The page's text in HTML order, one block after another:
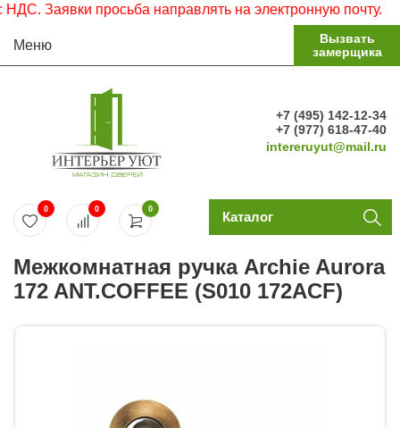
Заявки просьба направлять на электронную почту.
Меню
Вызвать
замерщика
+7 (495) 142-12-34
+7 (977) 618-47-40
intereruyut@mail.ru
0
0 0 Каталог
Межкомнатная ручка Archie Aurora
172 ANT.COFFEE (S010 172ACF)